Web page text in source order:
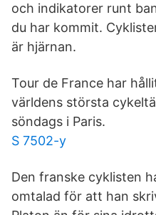
och indikatorer runt
du har kommit.
är hjärnan.
Tour de France har
världens största
söndags i Paris.
S 7502-y
Den franske cyklisten
omtalad för att han